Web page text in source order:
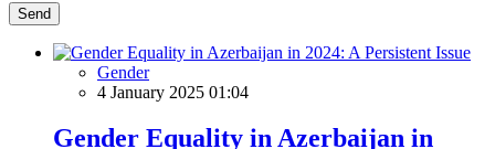
Send
Gender
4 January 2025 01:04
Gender Equality in Azerbaijan in